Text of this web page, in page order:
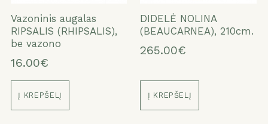
Vazoninis augalas
RIPSALIS (RHIPSALIS),
be vazono
16.00€
Į KREPŠELĮ
DIDELĖ NOLINA
(BEAUCARNEA), 210cm.
265.00€
Į KREPŠELĮ